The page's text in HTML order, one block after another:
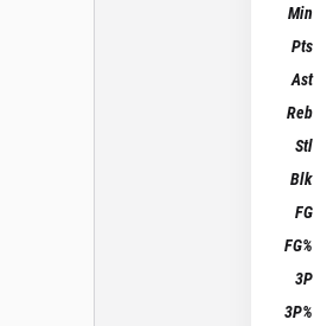
Min
Pts
Ast
Reb
Stl
Blk
FG
FG%
3P
3P%